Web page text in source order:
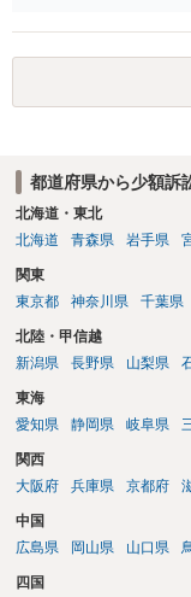
は成立していません。
求める権利があります
です。 分割拒否と一
払いには同意していな
まず本名や住所の特定
（Switch2等）の事実も
勢で交渉に臨むのが現
都道府県から少額訴
北海道・東北
北海道
青森県 岩手県
関東
東京都
神奈川県 千葉県
北陸・甲信越
新潟県
長野県 山梨県
東海
愛知県
静岡県 岐阜県
関西
大阪府
兵庫県 京都府
中国
広島県
岡山県 山口県
四国